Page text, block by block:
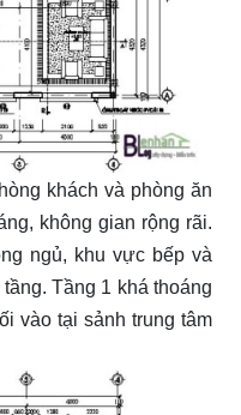
khách và phòng ăn
không gian rộng rãi.
ngủ, khu vực bếp và
Tầng 1 khá thoáng
vào tại sảnh trung tâm